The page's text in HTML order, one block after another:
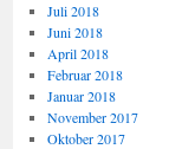
Juli 2018
Juni 2018
April 2018
Februar 2018
Januar 2018
November 2017
Oktober 2017